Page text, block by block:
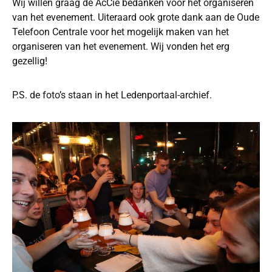
Wij willen graag de AcCie bedanken voor het organiseren
van het evenement. Uiteraard ook grote dank aan de Oude
Telefoon Centrale voor het mogelijk maken van het
organiseren van het evenement. Wij vonden het erg
gezellig!
P.S. de foto’s staan in het Ledenportaal-archief.